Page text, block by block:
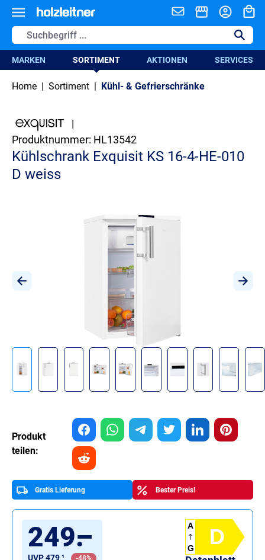
springen
MARKEN SORTIMENT AKTIONEN SERVICES
Home | Sortiment | Kühl- & Gefrierschränke
|
Produktnummer: HL13542
Kühlschrank Exquisit KS 16-4-HE-010
D weiss
Bildergalerie überspringen
Produkt
teilen:
Gratis Lieferung Bester Preis!
249.
–
UVP 479 ¹ -48%
D
A
G